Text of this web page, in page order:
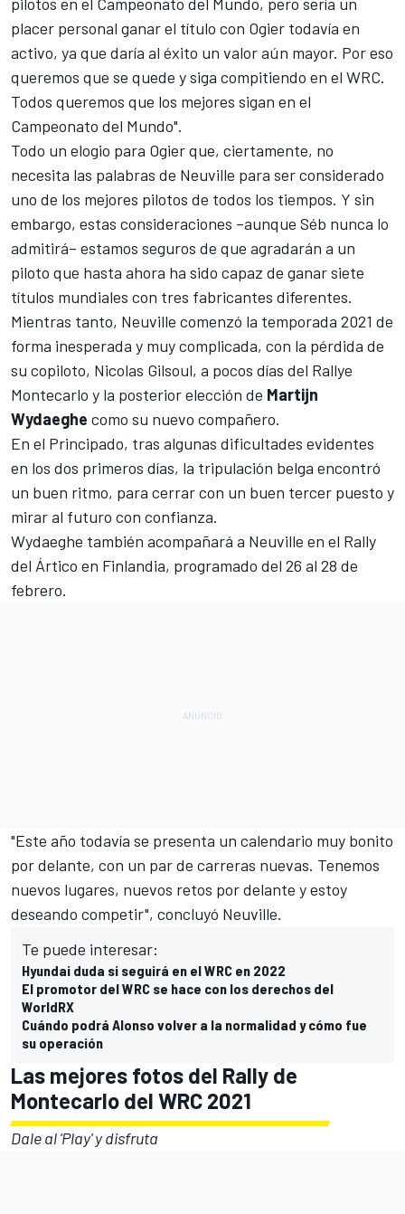
placer personal ganar el título con Ogier todavía en
activo, ya que daría al éxito un valor aún mayor. Por eso
queremos que se quede y siga compitiendo en el WRC.
Todos queremos que los mejores sigan en el
Campeonato del Mundo".
Todo un elogio para Ogier que, ciertamente, no
necesita las palabras de Neuville para ser considerado
uno de los mejores pilotos de todos los tiempos. Y sin
embargo, estas consideraciones –aunque Séb nunca lo
admitirá– estamos seguros de que agradarán a un
piloto que hasta ahora ha sido capaz de ganar siete
títulos mundiales con tres fabricantes diferentes.
Mientras tanto, Neuville comenzó la temporada 2021 de
forma inesperada y muy complicada, con la pérdida de
su copiloto, Nicolas Gilsoul, a pocos días del Rallye
Montecarlo y la posterior elección de Martijn
Wydaeghe como su nuevo compañero.
En el Principado, tras algunas dificultades evidentes
en los dos primeros días, la tripulación belga encontró
un buen ritmo, para cerrar con un buen tercer puesto y
mirar al futuro con confianza.
Wydaeghe también acompañará a Neuville en el Rally
del Ártico en Finlandia, programado del 26 al 28 de
febrero.
"Este año todavía se presenta un calendario muy bonito
por delante, con un par de carreras nuevas. Tenemos
nuevos lugares, nuevos retos por delante y estoy
deseando competir", concluyó Neuville.
Te puede interesar:
Hyundai duda si seguirá en el WRC en 2022
El promotor del WRC se hace con los derechos del
WorldRX
Cuándo podrá Alonso volver a la normalidad y cómo fue
su operación
Las mejores fotos del Rally de
Montecarlo del WRC 2021
Dale al 'Play' y disfruta